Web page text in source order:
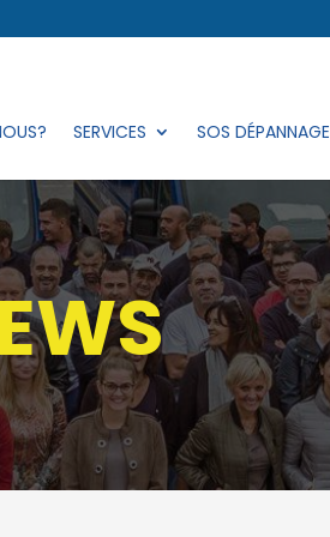
SERVICES SOS DÉPANNAGE